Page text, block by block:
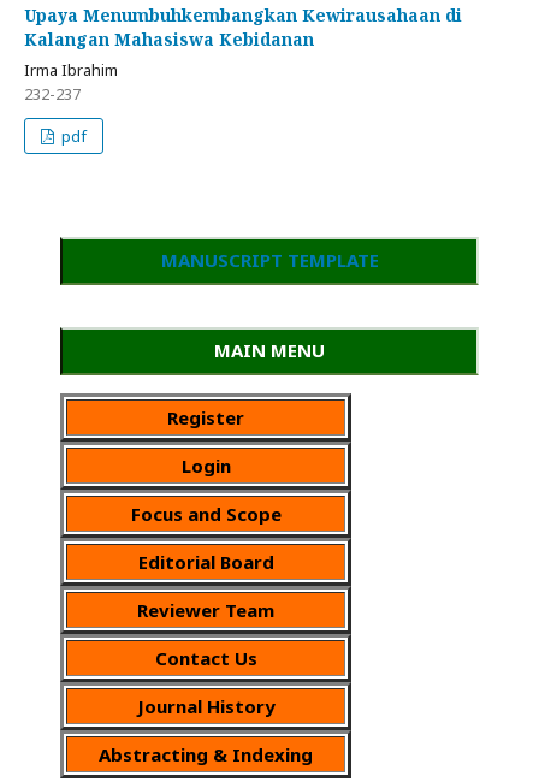
Upaya Menumbuhkembangkan Kewirausahaan di
Kalangan Mahasiswa Kebidanan
Irma Ibrahim
232-237
pdf
MANUSCRIPT TEMPLATE
MAIN MENU
Register
Login
Focus and Scope
Editorial Board
Reviewer Team
Contact Us
Journal History
Abstracting & Indexing